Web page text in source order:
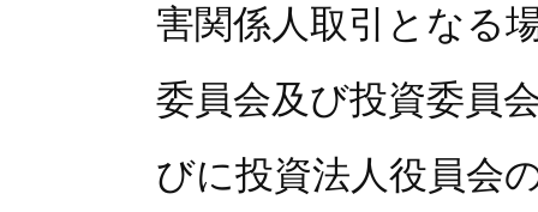
害関係人取引となる
委員会及び投資委員
びに投資法人役員会